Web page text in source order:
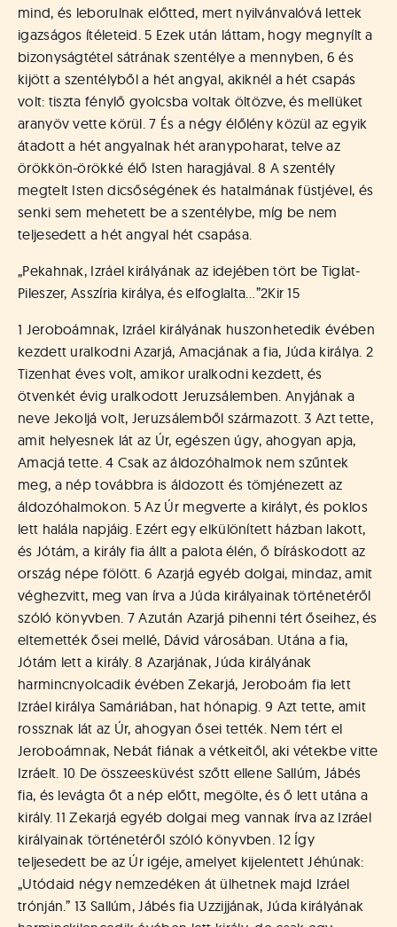
mind, és leborulnak előtted, mert nyilvánvalóvá lettek
igazságos ítéleteid. 5 Ezek után láttam, hogy megnyílt a
bizonyságtétel sátrának szentélye a mennyben, 6 és
kijött a szentélyből a hét angyal, akiknél a hét csapás
volt: tiszta fénylő gyolcsba voltak öltözve, és mellüket
aranyöv vette körül. 7 És a négy élőlény közül az egyik
átadott a hét angyalnak hét aranypoharat, telve az
örökkön-örökké élő Isten haragjával. 8 A szentély
megtelt Isten dicsőségének és hatalmának füstjével, és
senki sem mehetett be a szentélybe, míg be nem
teljesedett a hét angyal hét csapása.
„Pekahnak, Izráel királyának az idejében tört be Tiglat-
Pileszer, Asszíria királya, és elfoglalta…”2Kir 15
1 Jeroboámnak, Izráel királyának huszonhetedik évében
kezdett uralkodni Azarjá, Amacjának a fia, Júda királya. 2
Tizenhat éves volt, amikor uralkodni kezdett, és
ötvenkét évig uralkodott Jeruzsálemben. Anyjának a
neve Jekoljá volt, Jeruzsálemből származott. 3 Azt tette,
amit helyesnek lát az Úr, egészen úgy, ahogyan apja,
Amacjá tette. 4 Csak az áldozóhalmok nem szűntek
meg, a nép továbbra is áldozott és tömjénezett az
áldozóhalmokon. 5 Az Úr megverte a királyt, és poklos
lett halála napjáig. Ezért egy elkülönített házban lakott,
és Jótám, a király fia állt a palota élén, ő bíráskodott az
ország népe fölött. 6 Azarjá egyéb dolgai, mindaz, amit
véghezvitt, meg van írva a Júda királyainak történetéről
szóló könyvben. 7 Azután Azarjá pihenni tért őseihez, és
eltemették ősei mellé, Dávid városában. Utána a fia,
Jótám lett a király. 8 Azarjának, Júda királyának
harmincnyolcadik évében Zekarjá, Jeroboám fia lett
Izráel királya Samáriában, hat hónapig. 9 Azt tette, amit
rossznak lát az Úr, ahogyan ősei tették. Nem tért el
Jeroboámnak, Nebát fiának a vétkeitől, aki vétekbe vitte
Izráelt. 10 De összeesküvést szőtt ellene Sallúm, Jábés
fia, és levágta őt a nép előtt, megölte, és ő lett utána a
király. 11 Zekarjá egyéb dolgai meg vannak írva az Izráel
királyainak történetéről szóló könyvben. 12 Így
teljesedett be az Úr igéje, amelyet kijelentett Jéhúnak:
„Utódaid négy nemzedéken át ülhetnek majd Izráel
trónján.” 13 Sallúm, Jábés fia Uzzijjának, Júda királyának